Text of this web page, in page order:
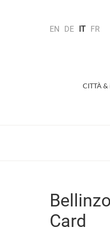
EN DE IT FR
CITTÀ
Card